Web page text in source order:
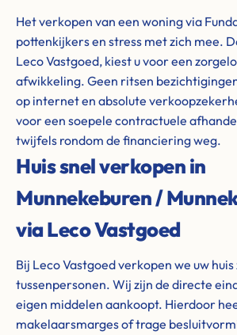
Het verkopen van een woning via
pottenkijkers en stress met zich mee.
Leco Vastgoed, kiest u voor een
afwikkeling. Geen ritsen
op internet en absolute
voor een soepele contractuele
twijfels rondom de financiering weg.
Huis snel verkopen in
Munnekeburen /
via Leco Vastgoed
Bij Leco Vastgoed verkopen we uw
tussenpersonen. Wij zijn de directe
eigen middelen aankoopt. Hierdoor
makelaarsmarges of trage